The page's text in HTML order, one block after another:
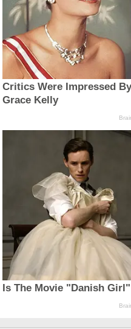
Critics Were Impressed
Grace Kelly
Is The Movie "Danish